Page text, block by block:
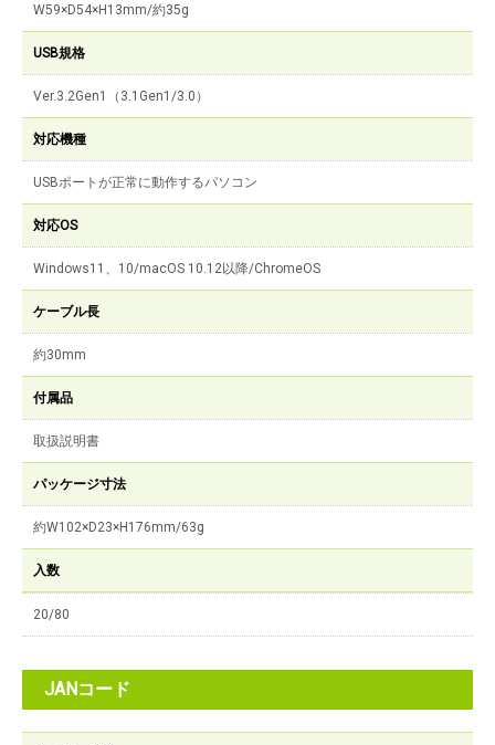
W59×D54×H13mm/約35g
USB規格
Ver.3.2Gen1（3.1Gen1/3.0）
対応機種
USBポートが正常に動作するパソコン
対応OS
Windows11、10/macOS 10.12以降/ChromeOS
ケーブル長
約30mm
付属品
取扱説明書
パッケージ寸法
約W102×D23×H176mm/63g
入数
20/80
JANコード